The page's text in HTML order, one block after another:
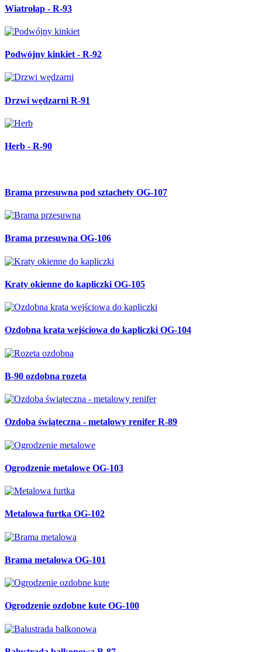
Wiatrołap - R-93
Podwójny kinkiet - R-92
Drzwi wędzarni R-91
Herb - R-90
Brama przesuwna pod sztachety OG-107
Brama przesuwna OG-106
Kraty okienne do kapliczki OG-105
Ozdobna krata wejściowa do kapliczki OG-104
B-90 ozdobna rozeta
Ozdoba świąteczna - metalowy renifer R-89
Ogrodzenie metalowe OG-103
Metalowa furtka OG-102
Brama metalowa OG-101
Ogrodzenie ozdobne kute OG-100